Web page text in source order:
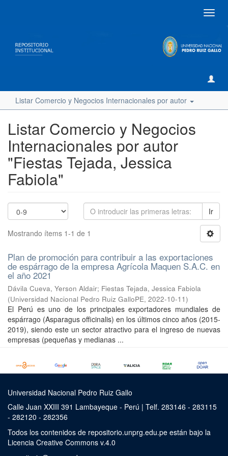
Listar Comercio y Negocios Internacionales por autor
Listar Comercio y Negocios
Internacionales por autor
"Fiestas Tejada, Jessica
Fabiola"
Ir
Mostrando ítems 1-1 de 1
Plan de promoción para contribuir a las exportaciones
de espárrago de la empresa Agrícola Maquen S.A.C. en
el año 2021
Dávila Cueva, Yerson Aldair; Fiestas Tejada, Jessica Fabiola
(Universidad Nacional Pedro Ruiz GalloPE, 2022-10-11)
El Perú es uno de los principales exportadores mundiales de
espárrago (Asparagus officinalis) en los últimos cinco años (2015-
2019), siendo este un sector atractivo para el ingreso de nuevas
empresas (pequeñas y medianas ...
Universidad Nacional Pedro Ruiz Gallo
Calle Juan XXIII 391 Lambayeque - Perú | Telf. 283146 - 283115
- 282120 - 282356
Todos los contenidos de repositorio.unprg.edu.pe están bajo la
Licencia Creative Commons v.4.0